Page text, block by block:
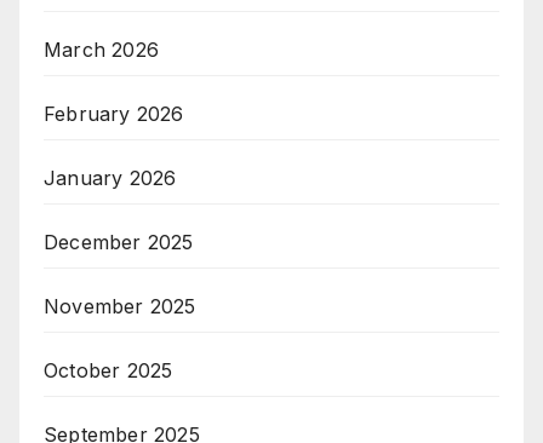
March 2026
February 2026
January 2026
December 2025
November 2025
October 2025
September 2025